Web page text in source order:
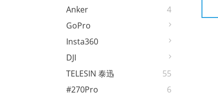
Anker
4
GoPro
Insta360
DJI
TELESIN 泰迅
55
#270Pro
6